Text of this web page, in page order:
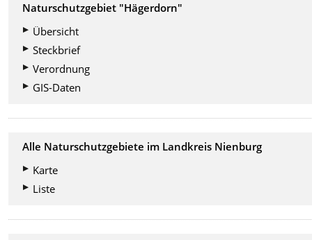
Naturschutzgebiet "Hägerdorn"
Übersicht
Steckbrief
Verordnung
GIS-Daten
Alle Naturschutzgebiete im Landkreis Nienburg
Karte
Liste